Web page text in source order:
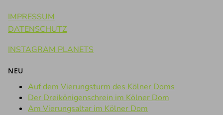
IMPRESSUM
DATENSCHUTZ
INSTAGRAM PLANETS
NEU
Auf dem Vierungsturm des Kölner Doms
Der Dreikönigenschrein im Kölner Dom
Am Vierungsaltar im Kölner Dom